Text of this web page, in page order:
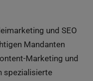
und SEO
Mandanten
Marketing und
spezialisierte